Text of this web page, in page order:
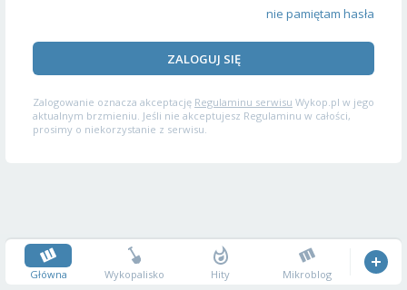
nie pamiętam hasła
ZALOGUJ SIĘ
Zalogowanie oznacza akceptację Regulaminu serwisu Wykop.pl w jego
aktualnym brzmieniu. Jeśli nie akceptujesz Regulaminu w całości,
prosimy o niekorzystanie z serwisu.
Główna Wykopalisko Hity Mikroblog